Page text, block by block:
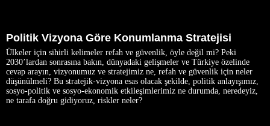
Politik Vizyona Göre Konumlanma Stratejisi
Ülkeler için sihirli kelimeler refah ve güvenlik, öyle değil mi? Peki
2030’lardan sonrasına bakın, dünyadaki gelişmeler ve Türkiye özelinde
cevap arayın, vizyonumuz ve stratejimiz ne, refah ve güvenlik için neler
düşünülmeli? Bu stratejik-vizyona esas olacak şekilde, politik anlayışımız,
sosyo-politik ve sosyo-ekonomik etkileşimlerimiz ne durumda, neredeyiz,
ne tarafa doğru gidiyoruz, riskler neler?